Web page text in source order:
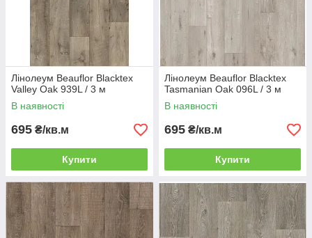
Лінолеум Beauflor Blacktex
Valley Oak 939L / 3 м
В наявності
695 ₴/кв.м
Купити
Лінолеум Beauflor Blacktex
Tasmanian Oak 096L / 3 м
В наявності
695 ₴/кв.м
Купити